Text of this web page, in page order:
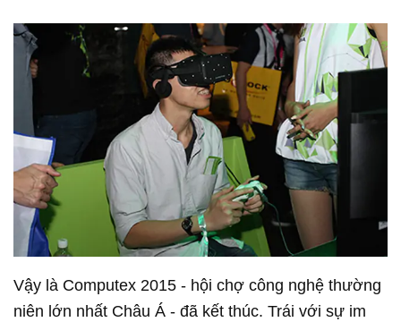
Vậy là Computex 2015 - hội chợ công nghệ thường
niên lớn nhất Châu Á - đã kết thúc. Trái với sự im